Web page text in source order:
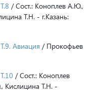
/ Сост.: Коноплев А.Ю.,
Т.Н. - г.Казань:
Авиация / Прокофьев
/ Сост.: Коноплев
Кислицина Т.Н. -